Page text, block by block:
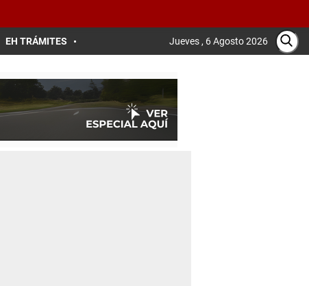
EH TRÁMITES Jueves , 6 Agosto 2026